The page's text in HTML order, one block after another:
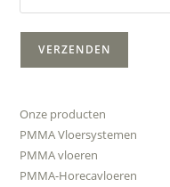
Onze producten
PMMA Vloersystemen
PMMA vloeren
PMMA-Horecavloeren